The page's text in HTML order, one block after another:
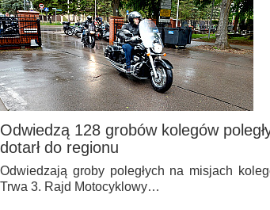
Odwiedzą 128 grobów kolegów
dotarł do regionu
Odwiedzają groby poległych na misjach
Trwa 3. Rajd Motocyklowy…